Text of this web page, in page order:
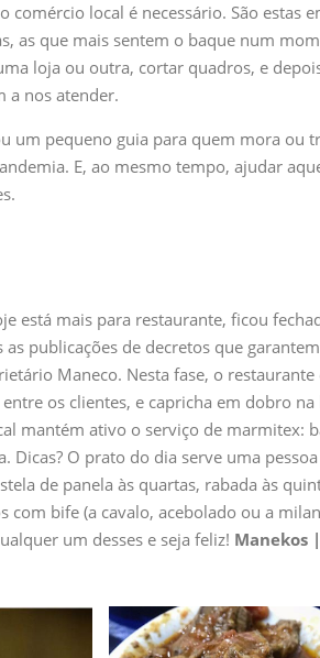
comércio local é necessário. São estas
as que mais sentem o baque num
loja ou outra, cortar quadros, e
a nos atender.
um pequeno guia para quem mora ou
E, ao mesmo tempo, ajudar
está mais para restaurante, ficou
as publicações de decretos que
Maneco. Nesta fase, o
entre os clientes, e capricha em dobro
mantém ativo o serviço de marmitex:
Dicas? O prato do dia serve uma
de panela às quartas, rabada às
com bife (a cavalo, acebolado ou a
um desses e seja feliz! Manekos